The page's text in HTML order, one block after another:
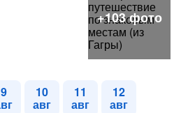
9 10
авг
11
авг
12
авг